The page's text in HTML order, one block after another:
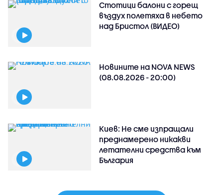
Стотици балони с горещ
въздух полетяха в небето
над Бристол (ВИДЕО)
Новините на NOVA NEWS
(08.08.2026 - 20:00)
Киев: Не сме изпращали
преднамерено никакви
летателни средства към
България